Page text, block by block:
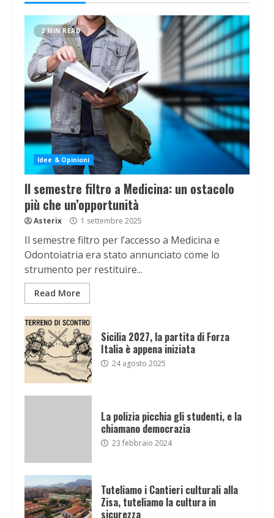
2 MIN READ
Idee & Opinioni
Il semestre filtro a Medicina: un ostacolo
più che un’opportunità
Asterix 1 settembre 2025
Il semestre filtro per l’accesso a Medicina e
Odontoiatria era stato annunciato come lo
strumento per restituire...
Read More
Sicilia 2027, la partita di Forza
Italia è appena iniziata
24 agosto 2025
La polizia picchia gli studenti, e la
chiamano democrazia
23 febbraio 2024
Tuteliamo i Cantieri culturali alla
Zisa, tuteliamo la cultura in
sicurezza